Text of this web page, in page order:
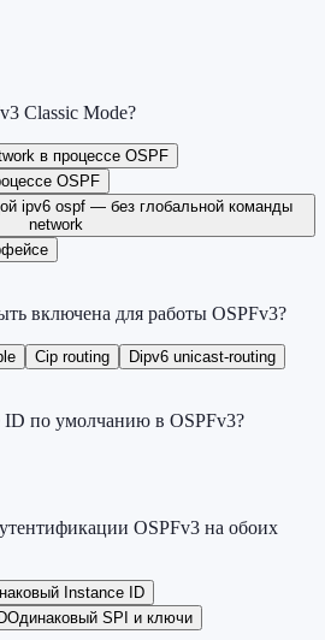
Classic Mode?
в процессе OSPF
OSPF
ipv6 ospf — без глобальной команды
network
включена для работы OSPFv3?
Cip routing Dipv6 unicast-routing
ID по умолчанию в OSPFv3?
OSPFv3 на обоих
Instance ID
DОдинаковый SPI и ключи